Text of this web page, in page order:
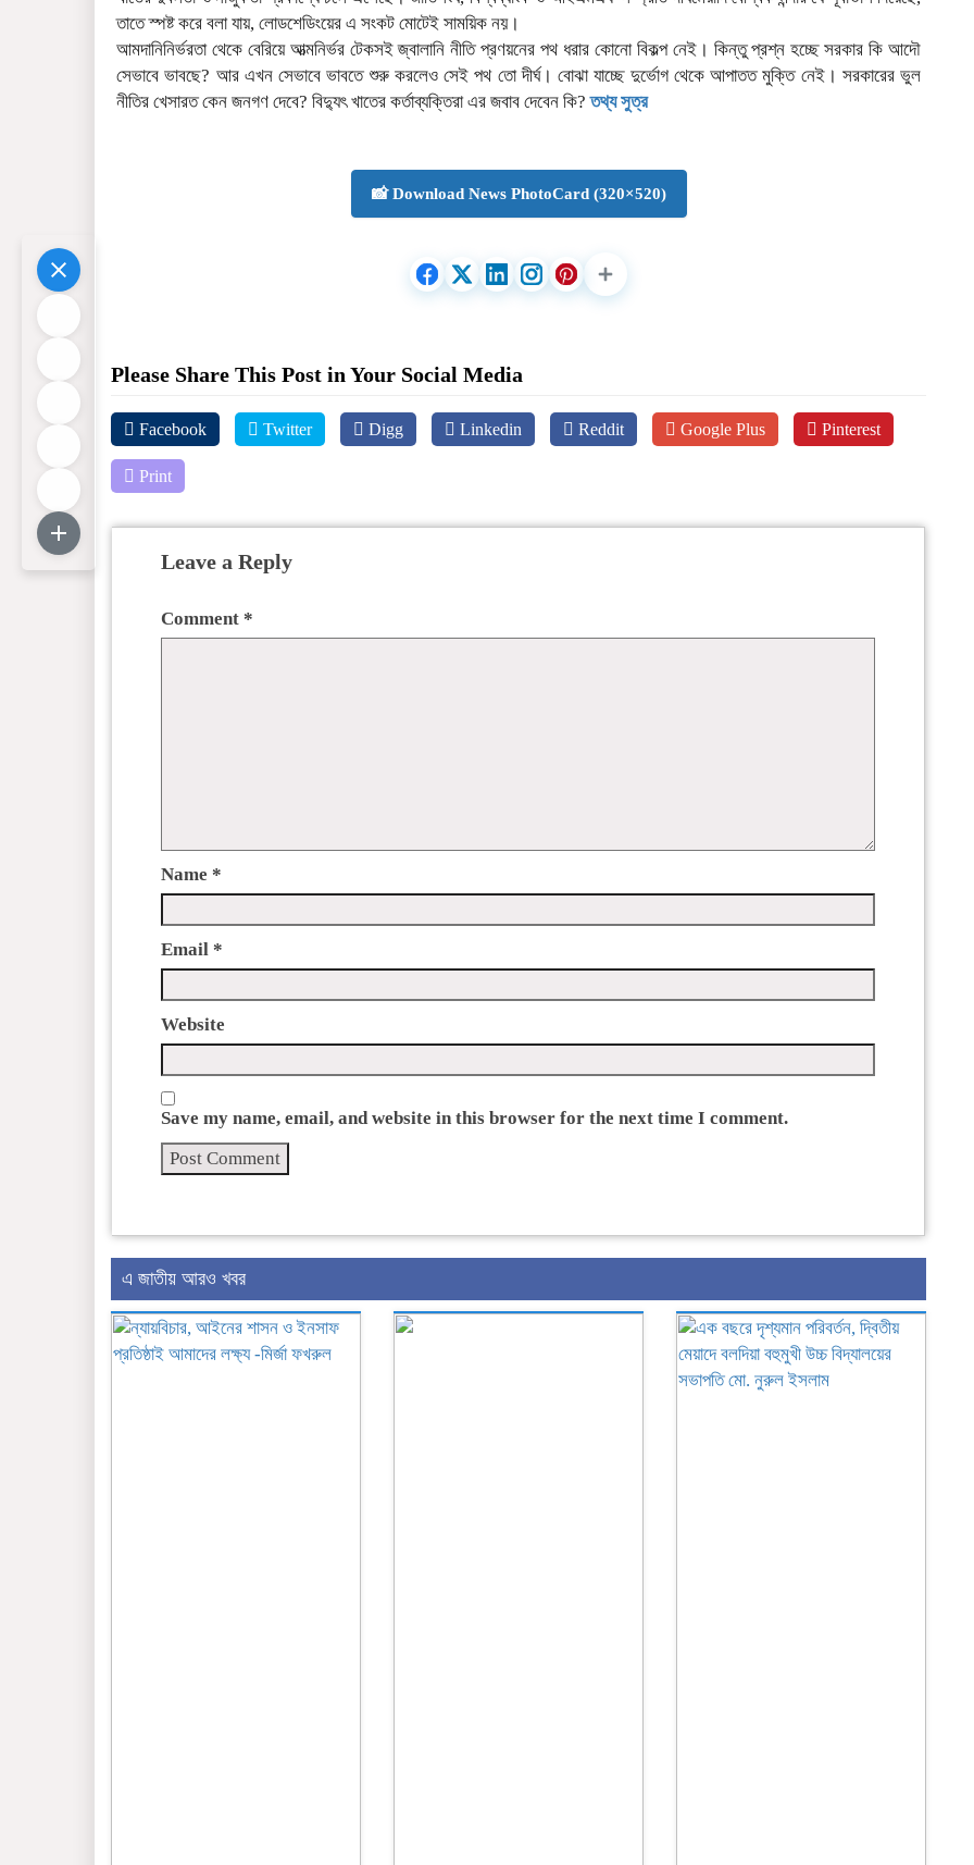
তাতে স্পষ্ট করে বলা যায়, লোডশেডিংয়ের এ সংকট মোটেই সাময়িক নয়।
আমদানিনির্ভরতা থেকে বেরিয়ে আত্মনির্ভর টেকসই জ্বালানি নীতি প্রণয়নের পথ ধরার কোনো বিকল্প নেই। কিন্তু প্রশ্ন হচ্ছে সরকার কি আদৌ
সেভাবে ভাবছে? আর এখন সেভাবে ভাবতে শুরু করলেও সেই পথ তো দীর্ঘ। বোঝা যাচ্ছে দুর্ভোগ থেকে আপাতত মুক্তি নেই। সরকারের ভুল
নীতির খেসারত কেন জনগণ দেবে? বিদ্যুৎ খাতের কর্তাব্যক্তিরা এর জবাব দেবেন কি? তথ্য সুত্র
📸 Download News PhotoCard (320×520)
Please Share This Post in Your Social Media
Facebook Twitter Digg Linkedin Reddit Google Plus Pinterest
Print
Leave a Reply
Comment *
Name *
Email *
Website
Save my name, email, and website in this browser for the next time I comment.
এ জাতীয় আরও খবর